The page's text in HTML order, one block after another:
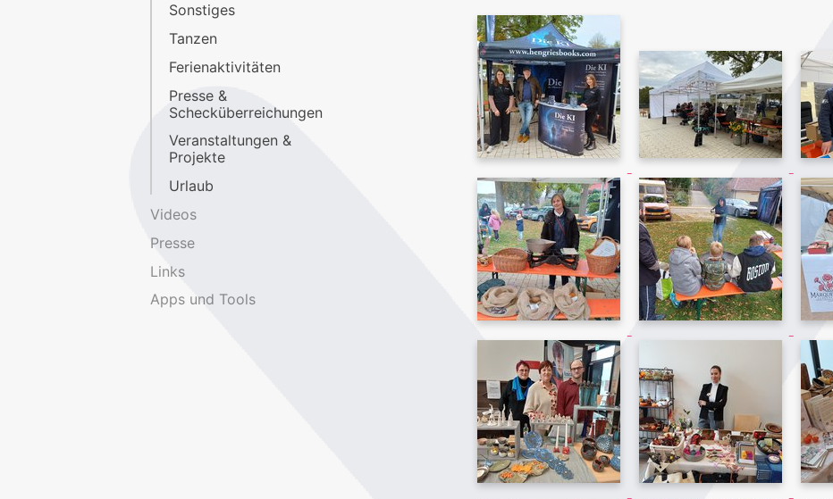
Sonstiges
Tanzen
Ferienaktivitäten
Presse &
Schecküberreichungen
Veranstaltungen &
Projekte
Urlaub
Videos
Presse
Links
Apps und Tools